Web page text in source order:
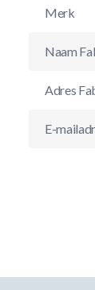
Merk
Naam
Adres
E-